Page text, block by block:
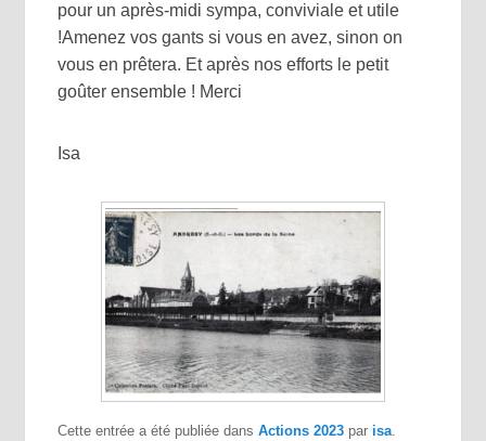
pour un après-midi sympa, conviviale et utile
!Amenez vos gants si vous en avez, sinon on
vous en prêtera. Et après nos efforts le petit
goûter ensemble ! Merci
Isa
Cette entrée a été publiée dansActions 2023 par isa.